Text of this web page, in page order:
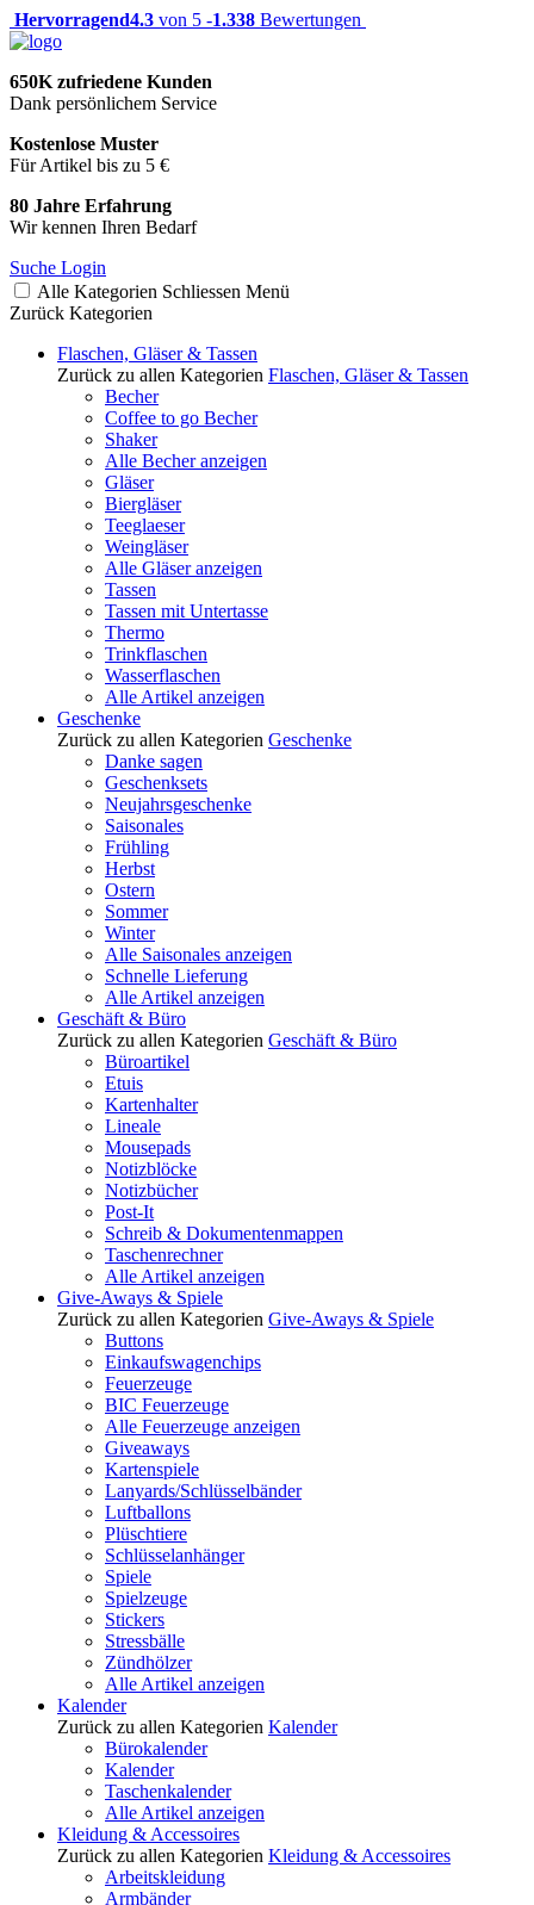
Hervorragend4.3 von 5 -1.338 Bewertungen
650K zufriedene Kunden
Dank persönlichem Service
Kostenlose Muster
Für Artikel bis zu 5 €
80 Jahre Erfahrung
Wir kennen Ihren Bedarf
Suche Login
Alle Kategorien Schliessen Menü
Zurück Kategorien
Flaschen, Gläser & Tassen
Zurück zu allen Kategorien Flaschen, Gläser & Tassen
Becher
Coffee to go Becher
Shaker
Alle Becher anzeigen
Gläser
Biergläser
Teeglaeser
Weingläser
Alle Gläser anzeigen
Tassen
Tassen mit Untertasse
Thermo
Trinkflaschen
Wasserflaschen
Alle Artikel anzeigen
Geschenke
Zurück zu allen Kategorien Geschenke
Danke sagen
Geschenksets
Neujahrsgeschenke
Saisonales
Frühling
Herbst
Ostern
Sommer
Winter
Alle Saisonales anzeigen
Schnelle Lieferung
Alle Artikel anzeigen
Geschäft & Büro
Zurück zu allen Kategorien Geschäft & Büro
Büroartikel
Etuis
Kartenhalter
Lineale
Mousepads
Notizblöcke
Notizbücher
Post-It
Schreib & Dokumentenmappen
Taschenrechner
Alle Artikel anzeigen
Give-Aways & Spiele
Zurück zu allen Kategorien Give-Aways & Spiele
Buttons
Einkaufswagenchips
Feuerzeuge
BIC Feuerzeuge
Alle Feuerzeuge anzeigen
Giveaways
Kartenspiele
Lanyards/Schlüsselbänder
Luftballons
Plüschtiere
Schlüsselanhänger
Spiele
Spielzeuge
Stickers
Stressbälle
Zündhölzer
Alle Artikel anzeigen
Kalender
Zurück zu allen Kategorien Kalender
Bürokalender
Kalender
Taschenkalender
Alle Artikel anzeigen
Kleidung & Accessoires
Zurück zu allen Kategorien Kleidung & Accessoires
Arbeitskleidung
Armbänder